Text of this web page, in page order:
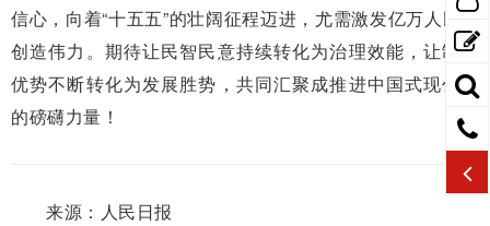
信心，向着“十五五”的壮阔征程迈进，尤需激发亿万人民的
创造伟力。期待让民智民意持续转化为治理效能，让制度
优势不断转化为发展胜势，共同汇聚成推进中国式现代化
的磅礴力量！
来源：人民日报